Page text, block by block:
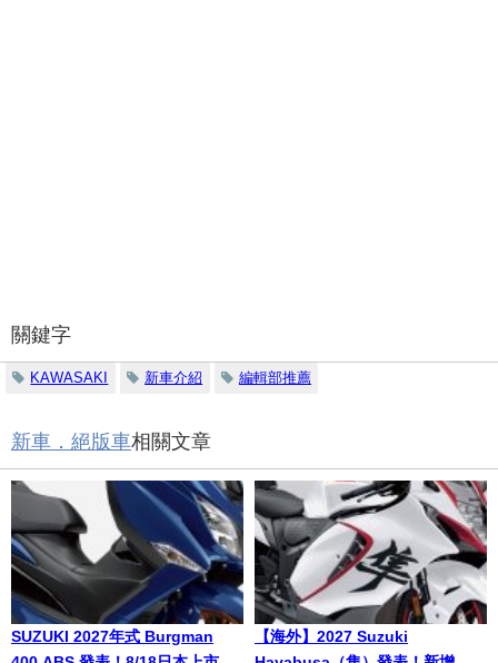
關鍵字
KAWASAKI 新車介紹 編輯部推薦
新車．絕版車相關文章
SUZUKI 2027年式 Burgman
【海外】2027 Suzuki